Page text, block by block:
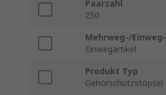
Paarzahl
250
Mehrweg-/Einweg-
Einwegartikel
Produkt Typ
Gehörschutzstöpsel